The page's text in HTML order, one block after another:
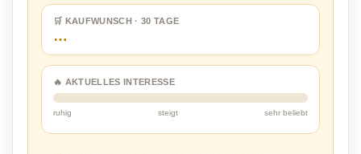
🛒 KAUFWUNSCH · 30 TAGE
…
🔥 AKTUELLES INTERESSE
ruhig steigt sehr beliebt